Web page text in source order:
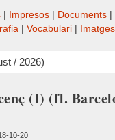
Impresos Documents
Vocabulari Imatges
/ 2026)
(I) (fl.
10-20